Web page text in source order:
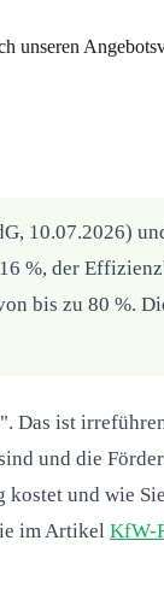
unseren
10.07.2026)
%, der
bis zu 80 %.
Das ist
und die
kostet und wie
im Artikel KfW-